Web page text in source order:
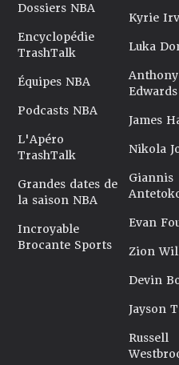
Dossiers NBA
Encyclopédie
TrashTalk
Équipes NBA
Podcasts NBA
L'Apéro
TrashTalk
Grandes dates de
la saison NBA
Incroyable
Brocante Sports
Kyrie
Luka
Anthony
Edwards
James
Nikola
Giannis
Evan
Zion
Devin
Jayson
Russell